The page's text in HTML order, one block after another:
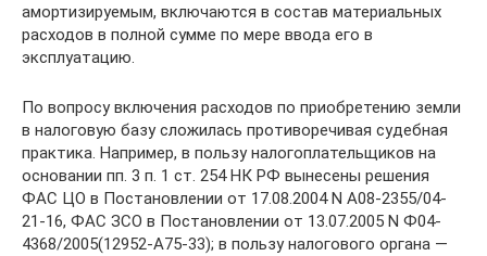
амортизируемым, включаются в состав материальных
расходов в полной сумме по мере ввода его в
эксплуатацию.
По вопросу включения расходов по приобретению земли
в налоговую базу сложилась противоречивая судебная
практика. Например, в пользу налогоплательщиков на
основании пп. 3 п. 1 ст. 254 НК РФ вынесены решения
ФАС ЦО в Постановлении от 17.08.2004 N А08-2355/04-
21-16, ФАС ЗСО в Постановлении от 13.07.2005 N Ф04-
4368/2005(12952-А75-33); в пользу налогового органа —